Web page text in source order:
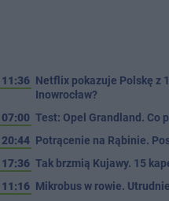
11:36 Netflix pokazuje Polskę z
Inowrocław?
07:00 Test: Opel Grandland. Co
20:44 Potrącenie na Rąbinie.
17:36 Tak brzmią Kujawy. 15
11:16 Mikrobus w rowie.